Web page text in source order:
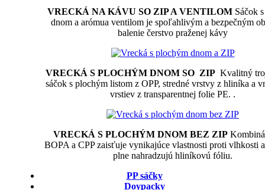
VRECKÁ NA KÁVU SO ZIP A VENTILOM Sáčok
dnom a arómua ventilom je spoľahlivým a bezpečným
balenie čerstvo praženej kávy
VRECKÁ S PLOCHÝM DNOM SO ZIP Kvalitný
sáčok s plochým listom z OPP, stredné vrstvy z hliníka a
vrstiev z transparentnej folie PE. .
VRECKÁ S PLOCHÝM DNOM BEZ ZIP
BOPA a CPP zaisťuje vynikajúce vlastnosti proti vlhkosti
plne nahradzujú hliníkovú fóliu.
PP sáčky
Doypacky